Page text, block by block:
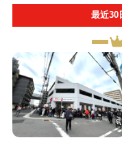
最近30